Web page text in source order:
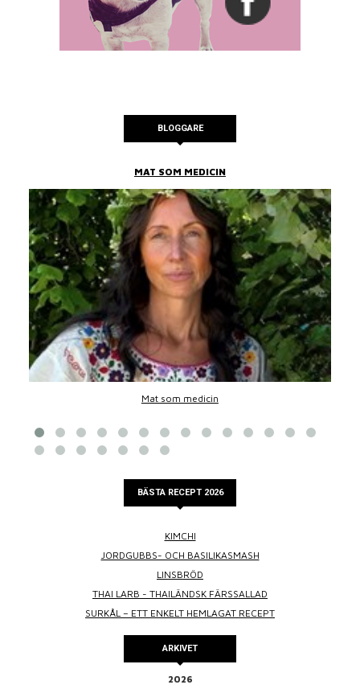
BLOGGARE
MAT SOM MEDICIN
Mat som medicin
BÄSTA RECEPT 2026
KIMCHI
JORDGUBBS- OCH BASILIKASMASH
LINSBRÖD
THAI LARB - THAILÄNDSK FÄRSSALLAD
SURKÅL – ETT ENKELT HEMLAGAT RECEPT
ARKIVET
2026